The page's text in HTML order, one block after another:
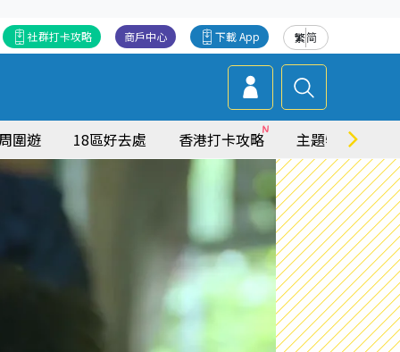
繁简
下載 App
商戶中心
社群打卡攻略
圍遊 18區好去處 香港打卡攻略 主題特集